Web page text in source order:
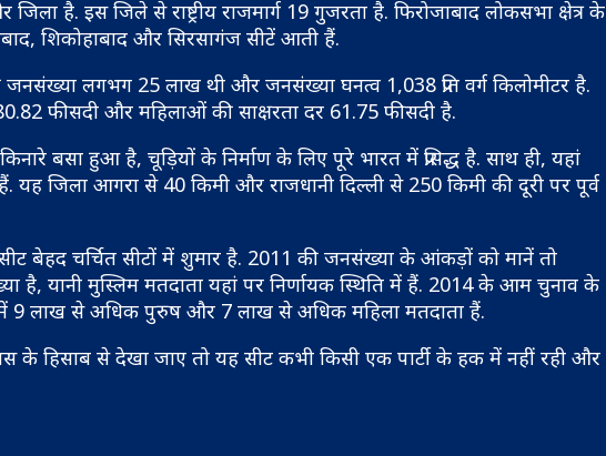
जिला है. इस जिले से राष्ट्रीय राजमार्ग 19 गुजरता है. फिरोजाबाद लोकसभा क्षेत्र के
शिकोहाबाद और सिरसागंज सीटें आती हैं.
लगभग 25 लाख थी और जनसंख्या घनत्व 1,038 प्रति वर्ग किलोमीटर है.
फीसदी और महिलाओं की साक्षरता दर 61.75 फीसदी है.
बसा हुआ है, चूड़ियों के निर्माण के लिए पूरे भारत में प्रसिद्ध है. साथ ही, यहां
जिला आगरा से 40 किमी और राजधानी दिल्ली से 250 किमी की दूरी पर पूर्व
बेहद चर्चित सीटों में शुमार है. 2011 की जनसंख्या के आंकड़ों को मानें तो
है, यानी मुस्लिम मतदाता यहां पर निर्णायक स्थिति में हैं. 2014 के आम चुनाव के
लाख से अधिक पुरुष और 7 लाख से अधिक महिला मतदाता हैं.
के हिसाब से देखा जाए तो यह सीट कभी किसी एक पार्टी के हक में नहीं रही और